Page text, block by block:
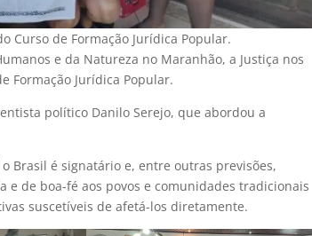
Curso de Formação Jurídica Popular.
e da Natureza no Maranhão, a Justiça nos
Formação Jurídica Popular.
político Danilo Serejo, que abordou a
Brasil é signatário e, entre outras previsões,
de boa-fé aos povos e comunidades tradicionais
suscetíveis de afetá-los diretamente.